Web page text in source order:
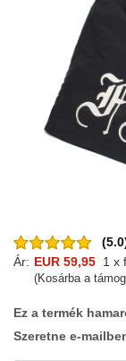
Ár: EUR 59,95 1 x
(Kosárba a
Ez a termék
Szeretne e-